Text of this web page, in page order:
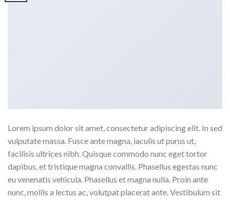
Lorem ipsum dolor sit amet, consectetur adipiscing elit. In sed
vulputate massa. Fusce ante magna, iaculis ut purus ut,
facilisis ultrices nibh. Quisque commodo nunc eget tortor
dapibus, et tristique magna convallis. Phasellus egestas nunc
eu venenatis vehicula. Phasellus et magna nulla. Proin ante
nunc, mollis a lectus ac, volutpat placerat ante. Vestibulum sit